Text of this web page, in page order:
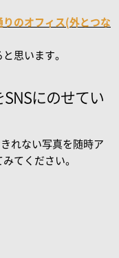
りのオフィス(外とつな
思います。
にのせてい
れない写真を随時ア
てください。